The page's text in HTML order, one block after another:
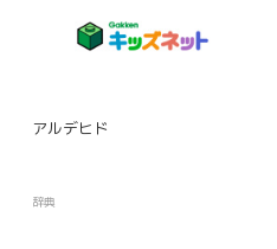
アルデヒド
辞典